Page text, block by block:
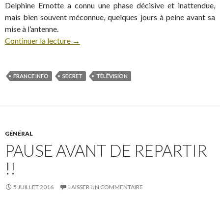
Delphine Ernotte a connu une phase décisive et inattendue,
mais bien souvent méconnue, quelques jours à peine avant sa
mise à l’antenne.
Continuer la lecture →
FRANCE INFO SECRET TÉLÉVISION
GÉNÉRAL
PAUSE AVANT DE REPARTIR
!!
5 JUILLET 2016 LAISSER UN COMMENTAIRE